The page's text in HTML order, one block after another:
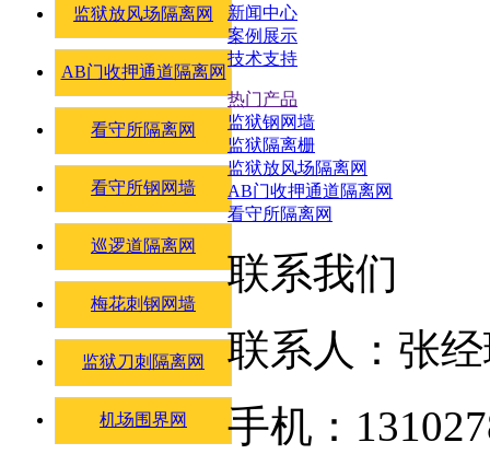
监狱放风场隔离网
AB门收押通道隔离网
看守所隔离网
看守所钢网墙
巡逻道隔离网
梅花刺钢网墙
监狱刀刺隔离网
机场围界网
新闻中心
案例展示
技术支持
热门产品
监狱钢网墙
监狱隔离栅
监狱放风场隔离网
AB门收押通道隔离网
看守所隔离网
联系我们
联系人：张
手机：